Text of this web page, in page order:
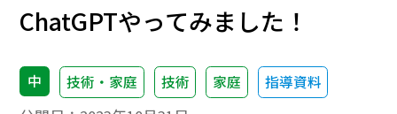
ChatGPTやってみました！
中 技術・家庭 技術 家庭 指導資料